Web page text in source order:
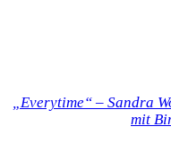
„Everytime“ – Sandra
mit